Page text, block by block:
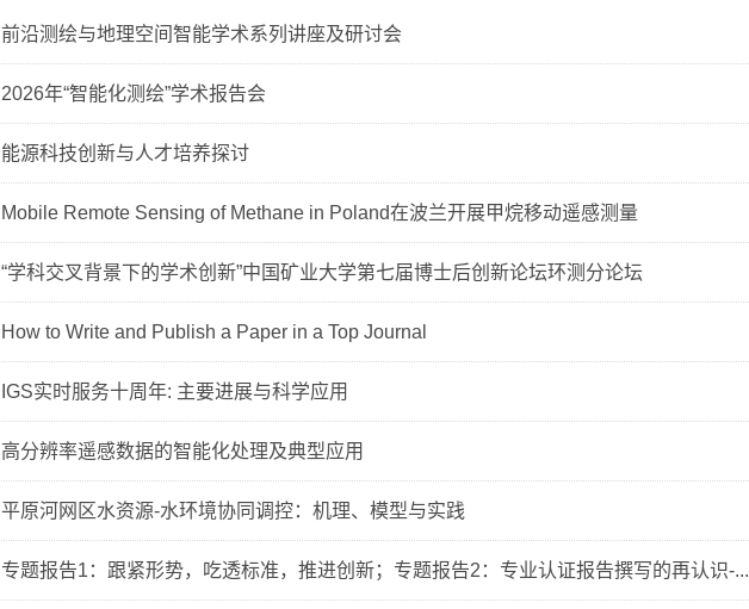
前沿测绘与地理空间智能学术系列讲座及研讨会
2026年“智能化测绘”学术报告会
能源科技创新与人才培养探讨
Mobile Remote Sensing of Methane in Poland在波兰开展甲烷移动遥感测量
“学科交叉背景下的学术创新”中国矿业大学第七届博士后创新论坛环测分论坛
How to Write and Publish a Paper in a Top Journal
IGS实时服务十周年: 主要进展与科学应用
高分辨率遥感数据的智能化处理及典型应用
平原河网区水资源-水环境协同调控：机理、模型与实践
专题报告1：跟紧形势，吃透标准，推进创新；专题报告2：专业认证报告撰写的再认识-...